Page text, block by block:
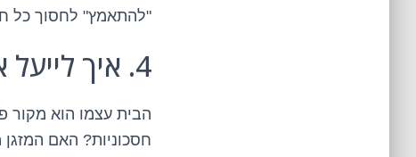
"להתאמץ" לחסוך כל
4. איך לייעל את הבית (ולחסוך בגדול על חשבונות)?
הבית עצמו הוא מקור